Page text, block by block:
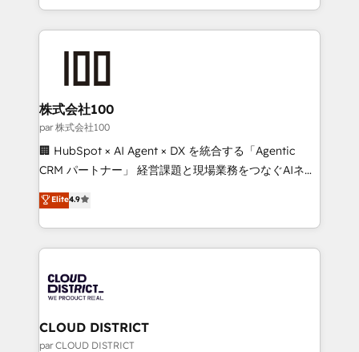
all in this together! From startup to enterprise, we’ll
what matters most: growing your business and
wowing your customers. Let’s make HubSpot work
smarter for you!
across 9 countries. Born in Chile, we combine local
insight with international reach to help businesses
grow. For over 12 years, we’ve delivered 500+
solutions that integrate CRM, AI automation, inbound
and loop marketing, content, and digital creativity.
Our multicultural team works in Spanish, Portuguese,
and English to design scalable strategies that drive
measurable growth. 🌎 Highlights: • 10+ years as a
Migration Excellence. • Top 3 Partner of the Year
LATAM 2022, 2023, 2024, 2025. • Partner of the Year
with HubSpot? Let Cebra’s experts help you grow
faster, smarter, and with impact.
株式会社100
par 株式会社100
🏢 HubSpot × AI Agent × DX を統合する「Agentic
CRM パートナー」 経営課題と現場業務をつなぐAIネイ
ティブ・エージェンシーとして、HubSpot Eliteの実装
力で顧客フロント業務を再設計します。 💡 100inc は何
をする会社か？ HubSpotを共通基盤に、AIエージェン
トを組み込んだ顧客フロント業務（マーケティング・営
ィブ・エージェンシーです。事業部・グループ会社・部
門が分立する組織で、データと業務プロセスのサイロ化
を、CRMを軸とした全社共通基盤に再構築します。意
思決定者・PMO・現場担当者に並走します。 1️⃣
Elite4.9
CLOUD DISTRICT
par CLOUD DISTRICT